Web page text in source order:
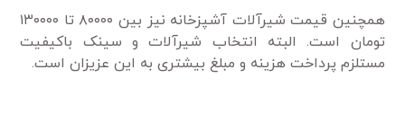
همچنین قیمت شیرآلات آشپزخانه نیز بین ۸۰۰۰۰ تا ۱۳۰۰۰۰
تومان است. البته انتخاب شیرآلات و سینک باکیفیت
مستلزم پرداخت هزینه و مبلغ بیشتری به این عزیزان است.